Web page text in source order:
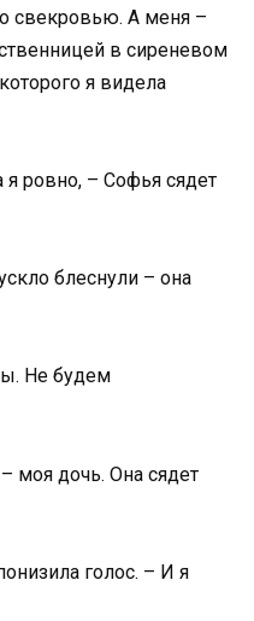
свекровью. А меня –
в сиреневом
я видела
я ровно, – Софья сядет
блеснули – она
Не будем
моя дочь. Она сядет
голос. – И я